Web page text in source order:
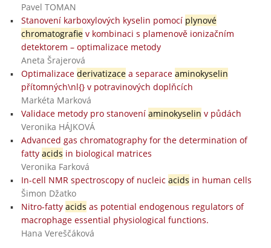
Pavel TOMAN
Stanovení karboxylových kyselin pomocí plynové
chromatografiev kombinaci s plamenově ionizačním
detektorem – optimalizace metody
Aneta Šrajerová
Optimalizace derivatizacea separace aminokyselin
přítomných\nl{} v potravinových doplňcích
Markéta Marková
Validace metody pro stanovení aminokyselin v půdách
Veronika HÁJKOVÁ
Advanced gas chromatography for the determination of
fatty acids in biological matrices
Veronika Farková
In-cell NMR spectroscopy of nucleic acids in human cells
Šimon Džatko
Nitro-fatty acids as potential endogenous regulators of
macrophage essential physiological functions.
Hana Vereščáková